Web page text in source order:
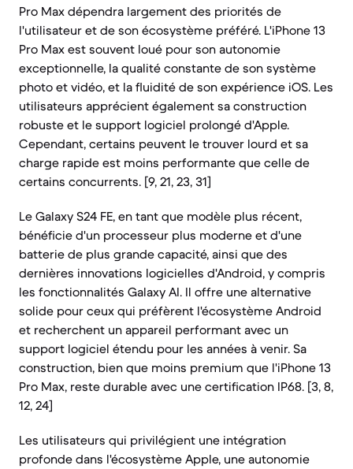
Pro Max dépendra largement des priorités de
l'utilisateur et de son écosystème préféré. L'iPhone 13
Pro Max est souvent loué pour son autonomie
exceptionnelle, la qualité constante de son système
photo et vidéo, et la fluidité de son expérience iOS. Les
utilisateurs apprécient également sa construction
robuste et le support logiciel prolongé d'Apple.
Cependant, certains peuvent le trouver lourd et sa
charge rapide est moins performante que celle de
certains concurrents. [9, 21, 23, 31]
Le Galaxy S24 FE, en tant que modèle plus récent,
bénéficie d'un processeur plus moderne et d'une
batterie de plus grande capacité, ainsi que des
dernières innovations logicielles d'Android, y compris
les fonctionnalités Galaxy AI. Il offre une alternative
solide pour ceux qui préfèrent l'écosystème Android
et recherchent un appareil performant avec un
support logiciel étendu pour les années à venir. Sa
construction, bien que moins premium que l'iPhone 13
Pro Max, reste durable avec une certification IP68. [3, 8,
12, 24]
Les utilisateurs qui privilégient une intégration
profonde dans l'écosystème Apple, une autonomie